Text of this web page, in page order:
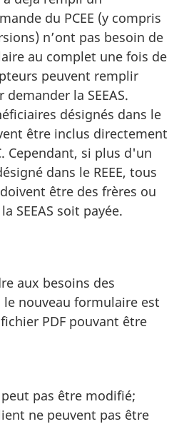
du PCEE (y compris
n’ont pas besoin de
au complet une fois de
peuvent remplir
demander la SEEAS.
désignés dans le
être inclus directement
Cependant, si plus d'un
dans le REEE, tous
être des frères ou
SEEAS soit payée.
aux besoins des
le nouveau formulaire est
PDF pouvant être
pas être modifié;
ne peuvent pas être